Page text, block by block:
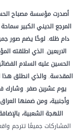
أصدرتمؤسسةمصباح
المرجع الدينيالكبير سماحة
دام ظله. لوحًا يضم صور
الاربعين. الذياطلقته
الحسينعليهالسلام
المقدسة. والذيانطلقهذا
يوم عشرين صفر.وشارك
وأجنبية،ومنضمنها العراق
اللهجة الشعبية،
المشاركات جميعًا تترجم